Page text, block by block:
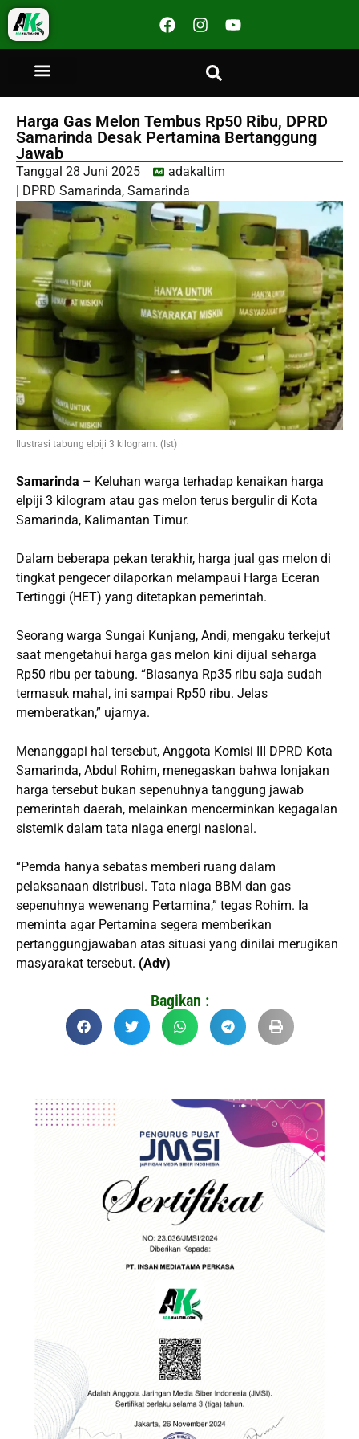
Harga Gas Melon Tembus Rp50 Ribu, DPRD
Samarinda Desak Pertamina Bertanggung
Jawab
Tanggal 28 Juni 2025
adakaltim
DPRD Samarinda, Samarinda
Ilustrasi tabung elpiji 3 kilogram. (Ist)
Samarinda – Keluhan warga terhadap kenaikan harga
elpiji 3 kilogram atau gas melon terus bergulir di Kota
Samarinda, Kalimantan Timur.
Dalam beberapa pekan terakhir, harga jual gas melon di
tingkat pengecer dilaporkan melampaui Harga Eceran
Tertinggi (HET) yang ditetapkan pemerintah.
Seorang warga Sungai Kunjang, Andi, mengaku terkejut
saat mengetahui harga gas melon kini dijual seharga
Rp50 ribu per tabung. “Biasanya Rp35 ribu saja sudah
termasuk mahal, ini sampai Rp50 ribu. Jelas
memberatkan,” ujarnya.
Menanggapi hal tersebut, Anggota Komisi III DPRD Kota
Samarinda, Abdul Rohim, menegaskan bahwa lonjakan
harga tersebut bukan sepenuhnya tanggung jawab
pemerintah daerah, melainkan mencerminkan kegagalan
sistemik dalam tata niaga energi nasional.
“Pemda hanya sebatas memberi ruang dalam
pelaksanaan distribusi. Tata niaga BBM dan gas
sepenuhnya wewenang Pertamina,” tegas Rohim. Ia
meminta agar Pertamina segera memberikan
pertanggungjawaban atas situasi yang dinilai merugikan
masyarakat tersebut. (Adv)
Bagikan :